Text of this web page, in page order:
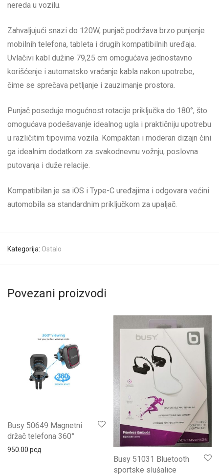
nereda u vozilu.
Zahvaljujući snazi do 120W, punjač podržava brzo punjenje
mobilnih telefona, tableta i drugih kompatibilnih uređaja.
Uvlačivi kabl dužine 79,25 cm omogućava jednostavno
korišćenje i automatsko vraćanje kabla nakon upotrebe,
čime se sprečava petljanje i zauzimanje prostora.
Punjač poseduje mogućnost rotacije priključka do 180°, što
omogućava podešavanje idealnog ugla i praktičniju upotrebu
u različitim tipovima vozila. Kompaktan i moderan dizajn čini
ga idealnim dodatkom za svakodnevnu vožnju, poslovna
putovanja i duže relacije.
Kompatibilan je sa iOS i Type-C uređajima i odgovara većini
automobila sa standardnim priključkom za upaljač.
Kategorija: Ostalo
Povezani proizvodi
Busy 50649 Magnetni
držač telefona 360°
950.00 рсд
Busy 51031 Bluetooth
sportske slušalice